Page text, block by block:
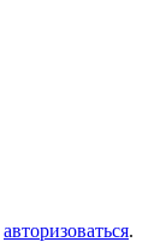
авторизоваться.